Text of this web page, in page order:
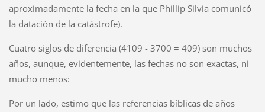
aproximadamente la fecha en la que Phillip Silvia comunicó
la datación de la catástrofe).
Cuatro siglos de diferencia (4109 - 3700 = 409) son muchos
años, aunque, evidentemente, las fechas no son exactas, ni
mucho menos:
Por un lado, estimo que las referencias bíblicas de años